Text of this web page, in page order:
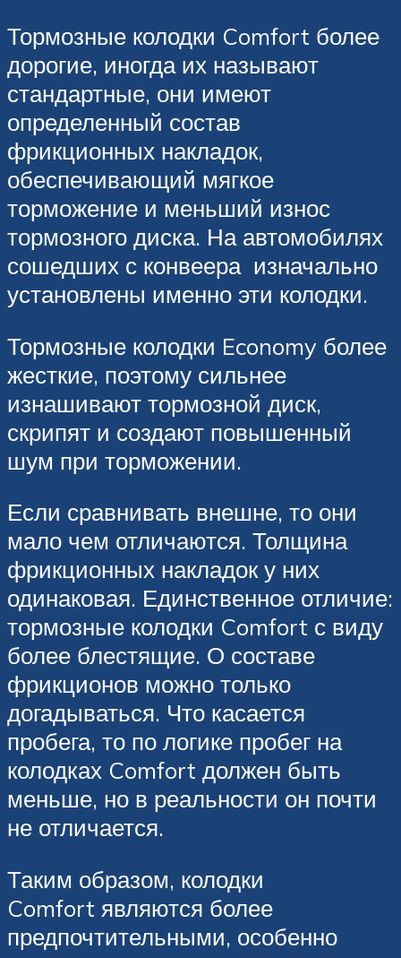
Тормозные колодки Comfort более
дорогие, иногда их называют
стандартные, они имеют
определенный состав
фрикционных накладок,
обеспечивающий мягкое
торможение и меньший износ
тормозного диска. На автомобилях
сошедших с конвеера изначально
установлены именно эти колодки.
Тормозные колодки Economy более
жесткие, поэтому сильнее
изнашивают тормозной диск,
скрипят и создают повышенный
шум при торможении.
Если сравнивать внешне, то они
мало чем отличаются. Толщина
фрикционных накладок у них
одинаковая. Единственное отличие:
тормозные колодки Comfort с виду
более блестящие. О составе
фрикционов можно только
догадываться. Что касается
пробега, то по логике пробег на
колодках Comfort должен быть
меньше, но в реальности он почти
не отличается.
Таким образом, колодки
Comfort являются более
предпочтительными, особенно